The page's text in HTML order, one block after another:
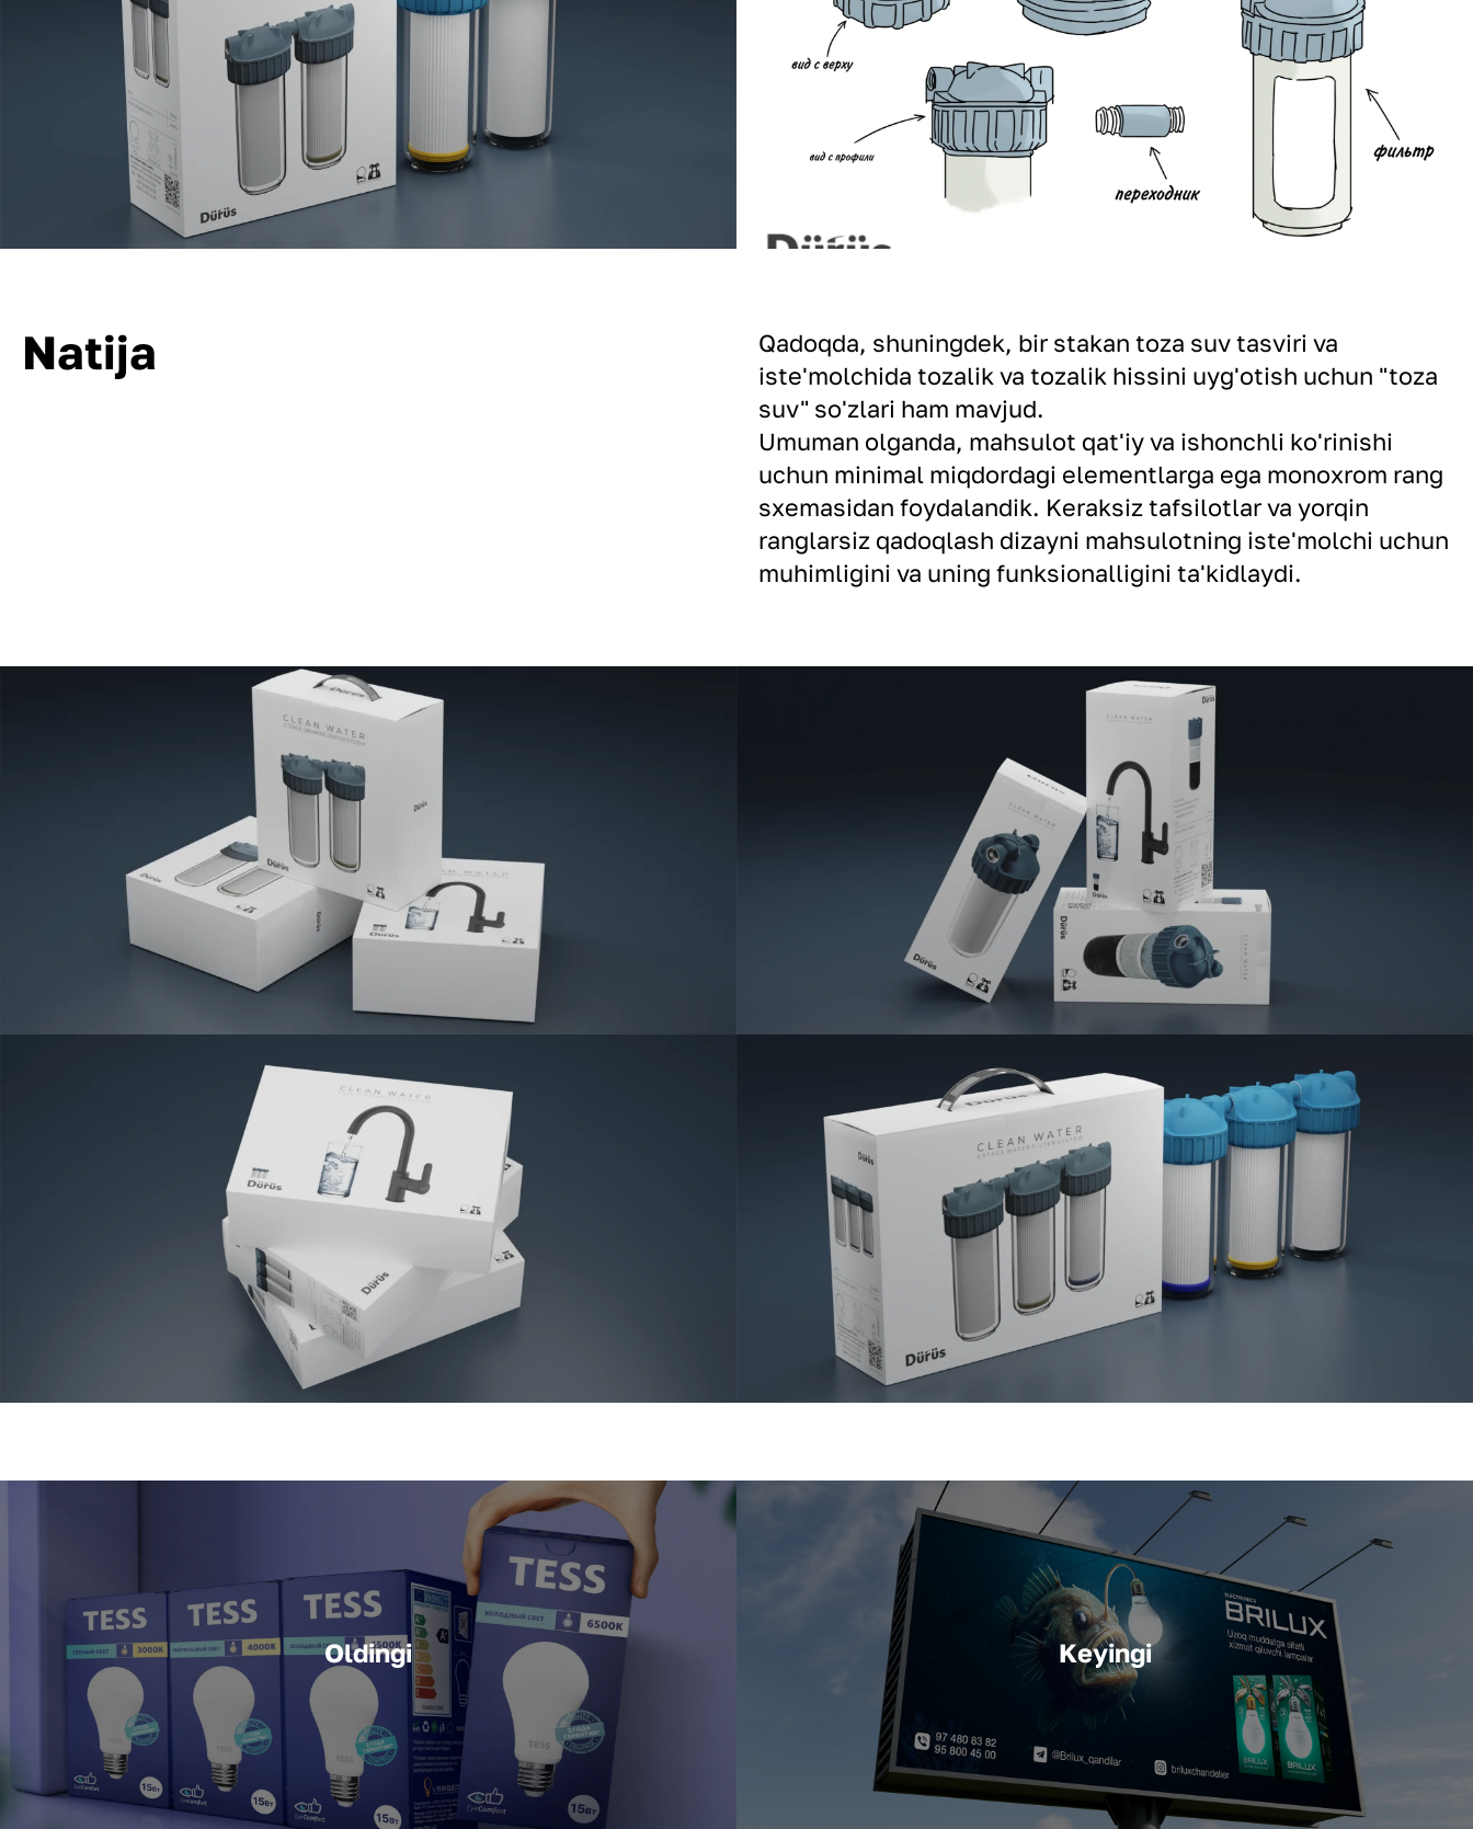
Natija
Qadoqda, shuningdek, bir stakan toza suv tasviri va
iste'molchida tozalik va tozalik hissini uyg'otish uchun "toza
suv" so'zlari ham mavjud.
Umuman olganda, mahsulot qat'iy va ishonchli ko'rinishi
uchun minimal miqdordagi elementlarga ega monoxrom rang
sxemasidan foydalandik. Keraksiz tafsilotlar va yorqin
ranglarsiz qadoqlash dizayni mahsulotning iste'molchi uchun
muhimligini va uning funksionalligini ta'kidlaydi.
Oldingi Keyingi